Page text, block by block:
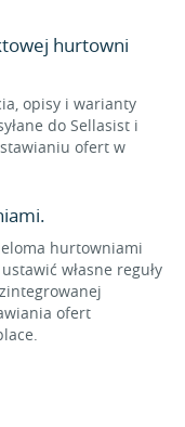
hurtowni
opisy i warianty
do Sellasist i
ofert w
hurtowniami
własne reguły
ofert